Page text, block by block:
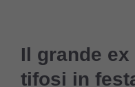
Il grande
tifosi in